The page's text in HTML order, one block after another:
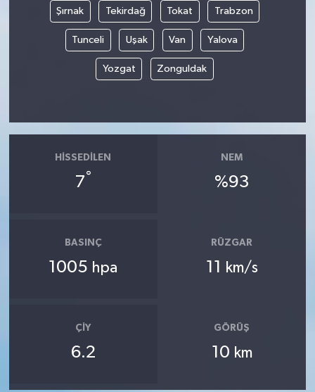
Şırnak Tekirdağ Tokat Trabzon
Tunceli Uşak Van Yalova
Yozgat Zonguldak
HISSEDILEN
7°
NEM
%93
BASINÇ
1005 hpa
RÜZGAR
11 km/s
ÇIY
6.2
GÖRÜŞ
10 km